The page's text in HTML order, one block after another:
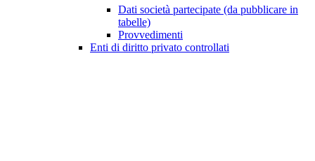
Dati società partecipate (da pubblicare in
tabelle)
Provvedimenti
Enti di diritto privato controllati